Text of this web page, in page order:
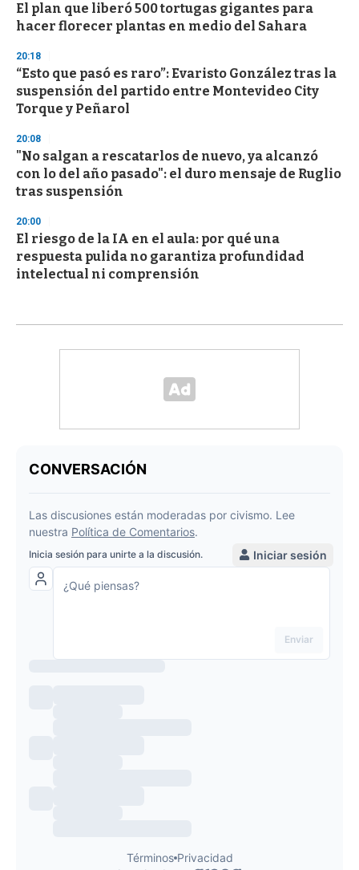
El plan que liberó 500 tortugas gigantes para
hacer florecer plantas en medio del Sahara
20:18
“Esto que pasó es raro”: Evaristo González tras la
suspensión del partido entre Montevideo City
Torque y Peñarol
20:08
"No salgan a rescatarlos de nuevo, ya alcanzó
con lo del año pasado": el duro mensaje de Ruglio
tras suspensión
20:00
El riesgo de la IA en el aula: por qué una
respuesta pulida no garantiza profundidad
intelectual ni comprensión